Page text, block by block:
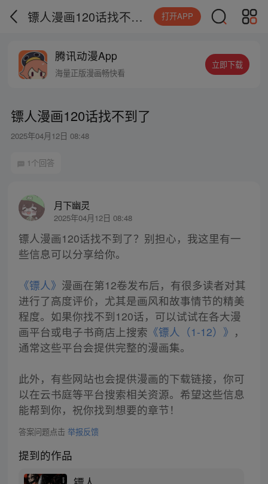
镖人漫画120话找不到了 打开APP
腾讯动漫App
海量正版漫画畅快看
立即下载
镖人漫画120话找不到了
2025年04月12日 08:48
1个回答
月下幽灵
2025年04月12日 08:48
镖人漫画120话找不到了？别担心，我这里有一
些信息可以分享给你。
《镖人》 漫画在第12卷发布后，有很多读者对其
进行了高度评价，尤其是画风和故事情节的精美
程度。如果你找不到120话，可以试试在各大漫
画平台或电子书商店上搜索 《镖人（1-12）》 ，
通常这些平台会提供完整的漫画集。
此外，有些网站也会提供漫画的下载链接，你可
以在云书庭等平台搜索相关资源。希望这些信息
能帮到你，祝你找到想要的章节！
答案问题点击 举报反馈
提到的作品